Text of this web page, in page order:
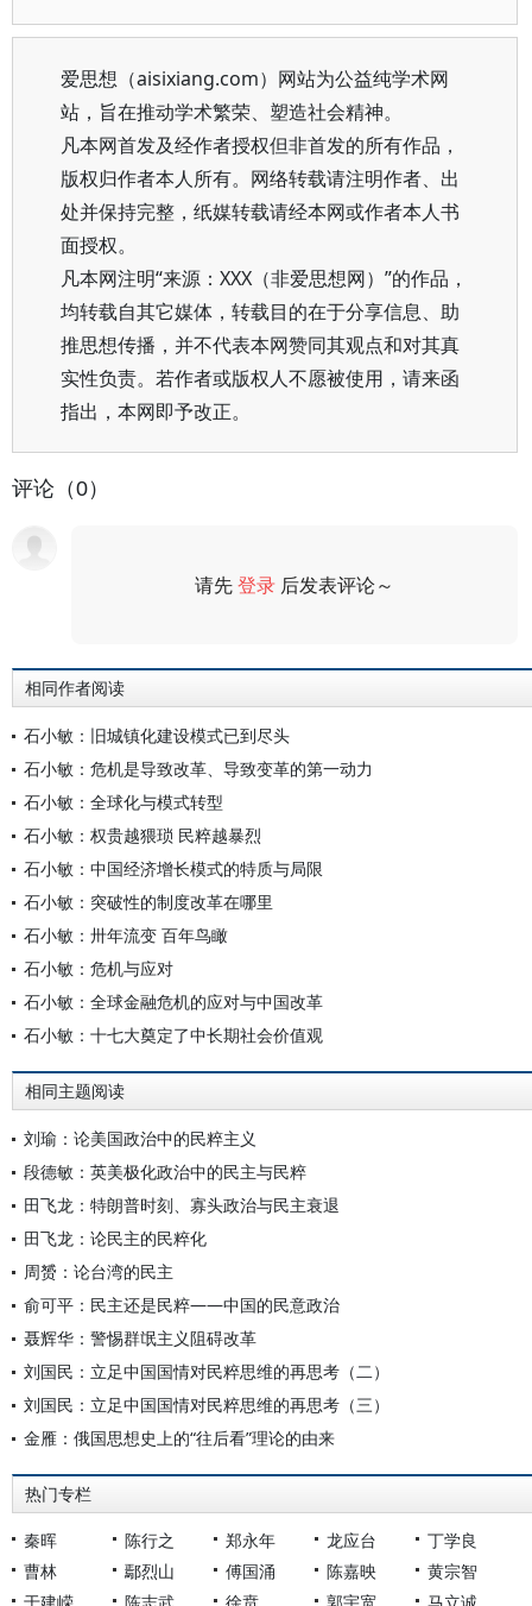
爱思想（aisixiang.com）网站为公益纯学术网
站，旨在推动学术繁荣、塑造社会精神。
凡本网首发及经作者授权但非首发的所有作品，
版权归作者本人所有。网络转载请注明作者、出
处并保持完整，纸媒转载请经本网或作者本人书
面授权。
凡本网注明“来源：XXX（非爱思想网）”的作品，
均转载自其它媒体，转载目的在于分享信息、助
推思想传播，并不代表本网赞同其观点和对其真
实性负责。若作者或版权人不愿被使用，请来函
指出，本网即予改正。
评论（0）
请先登录 后发表评论～
相同作者阅读
石小敏：旧城镇化建设模式已到尽头
石小敏：危机是导致改革、导致变革的第一动力
石小敏：全球化与模式转型
石小敏：权贵越猥琐 民粹越暴烈
石小敏：中国经济增长模式的特质与局限
石小敏：突破性的制度改革在哪里
石小敏：卅年流变 百年鸟瞰
石小敏：危机与应对
石小敏：全球金融危机的应对与中国改革
石小敏：十七大奠定了中长期社会价值观
相同主题阅读
刘瑜：论美国政治中的民粹主义
段德敏：英美极化政治中的民主与民粹
田飞龙：特朗普时刻、寡头政治与民主衰退
田飞龙：论民主的民粹化
周赟：论台湾的民主
俞可平：民主还是民粹——中国的民意政治
聂辉华：警惕群氓主义阻碍改革
刘国民：立足中国国情对民粹思维的再思考（二）
刘国民：立足中国国情对民粹思维的再思考（三）
金雁：俄国思想史上的“往后看”理论的由来
热门专栏
秦晖 陈行之 郑永年 龙应台
丁学良
曹林
鄢烈山 傅国涌 陈嘉映
黄宗智